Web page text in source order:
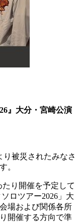
』大分・宮崎公演
り被災されたみなさ
。
たり開催を予定して
ロツアー2026」大
場および関係各所
開催する方向で準